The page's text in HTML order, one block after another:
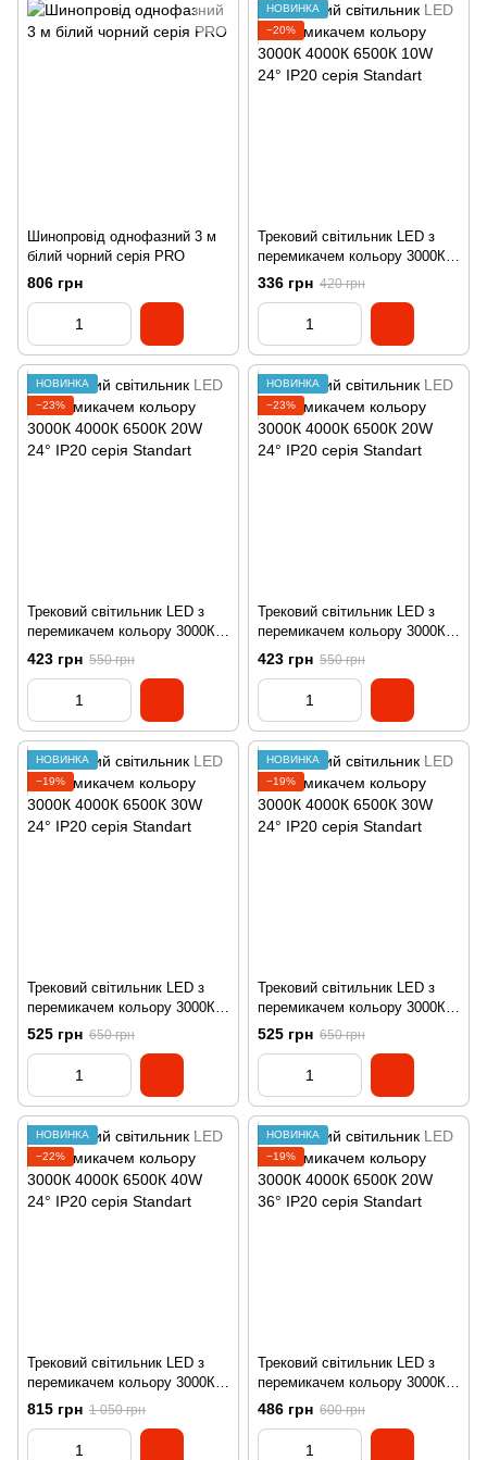
Шинопровід однофазний 3 м
білий чорний серія PRO
806 грн
НОВИНКА
−20%
Трековий світильник LED з
перемикачем кольору 3000К
4000К 6500К 10W 24° IP20
серія Standart
336 грн 420 грн
НОВИНКА
−23%
Трековий світильник LED з
перемикачем кольору 3000К
4000К 6500К 20W 24° IP20
серія Standart
423 грн 550 грн
НОВИНКА
−23%
Трековий світильник LED з
перемикачем кольору 3000К
4000К 6500К 20W 24° IP20
серія Standart
423 грн 550 грн
НОВИНКА
−19%
Трековий світильник LED з
перемикачем кольору 3000К
4000К 6500К 30W 24° IP20
серія Standart
525 грн 650 грн
НОВИНКА
−19%
Трековий світильник LED з
перемикачем кольору 3000К
4000К 6500К 30W 24° IP20
серія Standart
525 грн 650 грн
НОВИНКА
−22%
Трековий світильник LED з
перемикачем кольору 3000К
4000К 6500К 40W 24° IP20
серія Standart
815 грн 1 050 грн
НОВИНКА
−19%
Трековий світильник LED з
перемикачем кольору 3000К
4000К 6500К 20W 36° IP20
серія Standart
486 грн 600 грн